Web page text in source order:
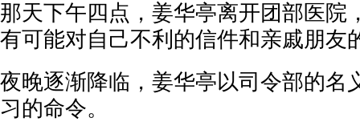
那天下午四点，姜华亭离开团部医院
有可能对自己不利的信件和亲戚朋友
夜晚逐渐降临，姜华亭以司令部的名
习的命令。